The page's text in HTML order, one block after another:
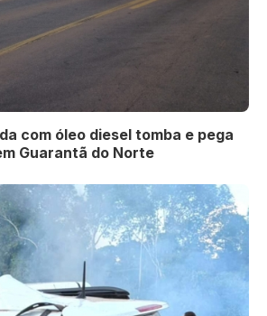
com óleo diesel tomba e pega
Guarantã do Norte